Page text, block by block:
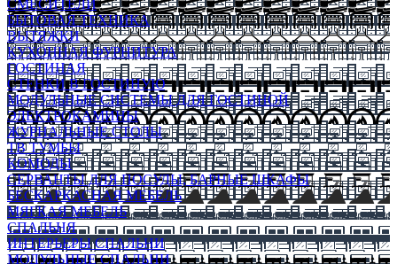
СМЕСИТЕЛИ
БЫТОВАЯ ТЕХНИКА
ВЫТЯЖКИ
КУХОННАЯ ФУРНИТУРА
ГОСТИНАЯ
СТЕНКИ В ГОСТИНУЮ
МОДУЛЬНЫЕ СИСТЕМЫ ДЛЯ ГОСТИНОЙ
ЭЛЕКТРОКАМИНЫ
ЖУРНАЛЬНЫЕ СТОЛЫ
ТВ ТУМБЫ
КОМОДЫ
СЕРВАНТЫ ДЛЯ ПОСУДЫ, БАРНЫЕ ШКАФЫ
БЕСКАРКАСНАЯ МЕБЕЛЬ
МЯГКАЯ МЕБЕЛЬ
СПАЛЬНЯ
ИНТЕРЬЕРЫ СПАЛЬНИ
МОДУЛЬНЫЕ СПАЛЬНИ